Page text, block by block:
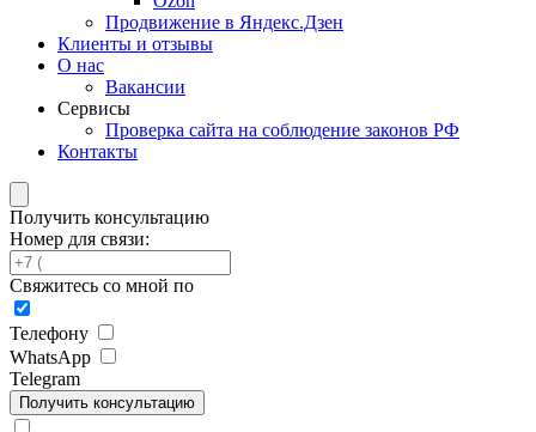
Продвижение в Яндекс.Дзен
Клиенты и отзывы
О нас
Вакансии
Сервисы
Проверка сайта на соблюдение законов РФ
Контакты
Получить консультацию
Номер для связи:
Свяжитесь со мной по
Телефону
WhatsApp
Telegram
Получить консультацию